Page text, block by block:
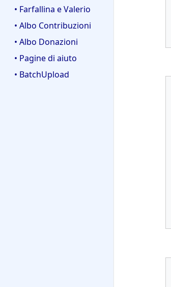
• Farfallina e Valerio
• Albo Contribuzioni
• Albo Donazioni
• Pagine di aiuto
• BatchUpload